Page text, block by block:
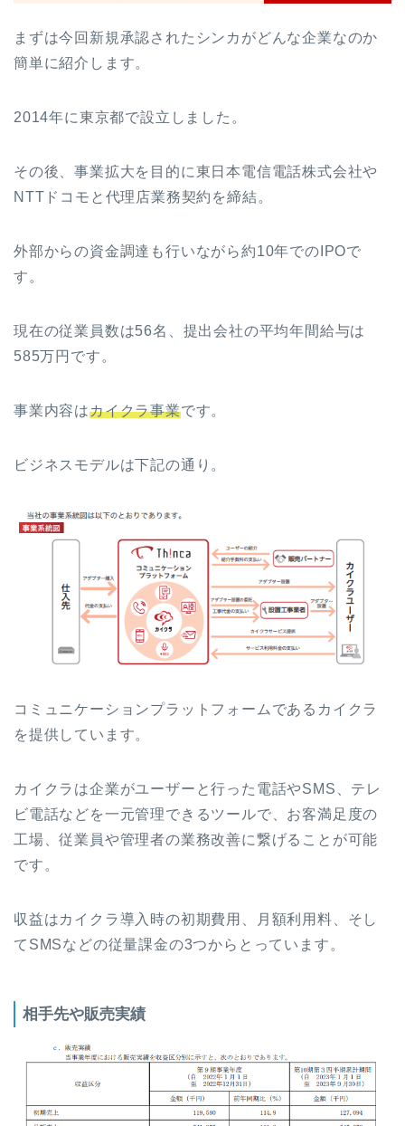
まずは今回新規承認されたシンカがどんな企業なのか
簡単に紹介します。
2014年に東京都で設立しました。
その後、事業拡大を目的に東日本電信電話株式会社や
NTTドコモと代理店業務契約を締結。
外部からの資金調達も行いながら約10年でのIPOで
す。
現在の従業員数は56名、提出会社の平均年間給与は
585万円です。
事業内容はカイクラ事業です。
ビジネスモデルは下記の通り。
コミュニケーションプラットフォームであるカイクラ
を提供しています。
カイクラは企業がユーザーと行った電話やSMS、テレ
ビ電話などを一元管理できるツールで、お客満足度の
工場、従業員や管理者の業務改善に繋げることが可能
です。
収益はカイクラ導入時の初期費用、月額利用料、そし
てSMSなどの従量課金の3つからとっています。
相手先や販売実績